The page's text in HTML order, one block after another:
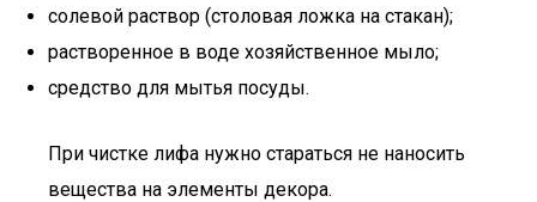
солевой раствор (столовая ложка на стакан);
растворенное в воде хозяйственное мыло;
средство для мытья посуды.
При чистке лифа нужно стараться не наносить
вещества на элементы декора.